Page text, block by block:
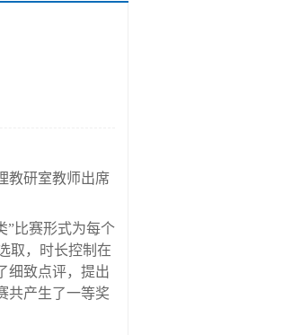
教研室教师出席
”比赛形式为每个
取，时长控制在
细致点评，提出
共产生了一等奖